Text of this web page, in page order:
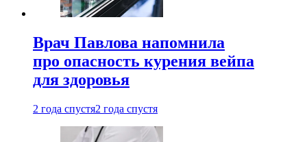
Врач Павлова напомнила
про опасность курения вейпа
для здоровья
2 года спустя2 года спустя